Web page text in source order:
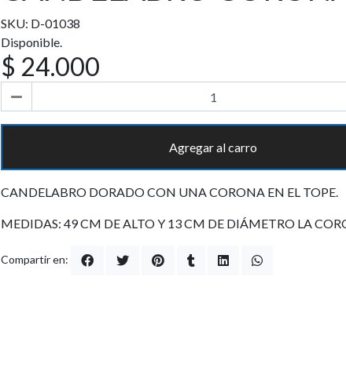
SKU: D-01038
Disponible.
$ 24.000
Agregar al carro
CANDELABRO DORADO CON UNA CORONA EN EL TOPE.
MEDIDAS: 49 CM DE ALTO Y 13 CM DE DIÁMETRO LA
Compartir en: